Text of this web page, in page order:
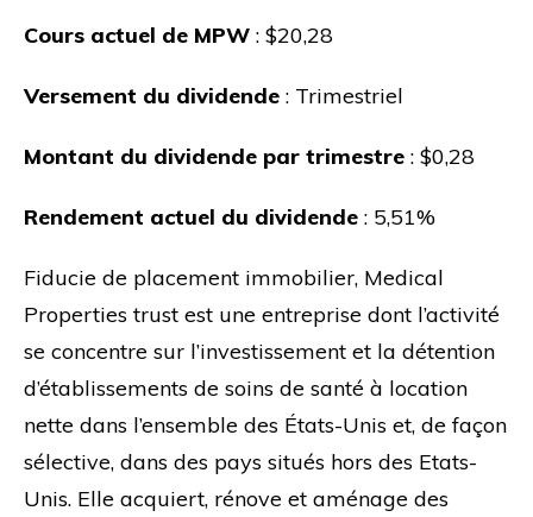
Cours actuel de MPW : $20,28
Versement du dividende : Trimestriel
Montant du dividende par trimestre : $0,28
Rendement actuel du dividende : 5,51%
Fiducie de placement immobilier, Medical
Properties trust est une entreprise dont l’activité
se concentre sur l’investissement et la détention
d’établissements de soins de santé à location
nette dans l’ensemble des États-Unis et, de façon
sélective, dans des pays situés hors des Etats-
Unis. Elle acquiert, rénove et aménage des